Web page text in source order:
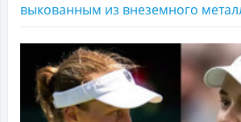
выкованным из внеземного